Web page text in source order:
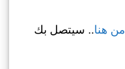
من هنا.. سيتصل بك